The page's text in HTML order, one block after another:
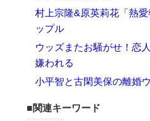
村上宗隆&原英莉花「熱
ップル
ウッズまたお騒がせ！恋
嫌われる
小平智と古閑美保の離婚
■関連キーワード